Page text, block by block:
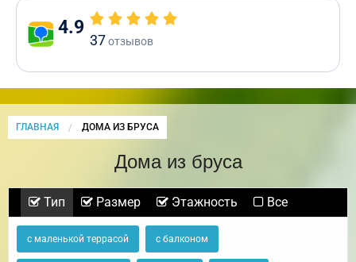
4.9
37отзывов
ГЛАВНАЯ CURRENT:
ДОМА ИЗ БРУСА
Дома из бруса
Тип Размер Этажность Все
с маленькой террасой с балконом